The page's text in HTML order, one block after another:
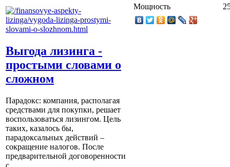
Выгода лизинга -
простыми словами о
сложном
Парадокс: компания, располагая
средствами для покупки, решает
воспользоваться лизингом. Цель
таких, казалось бы,
парадоксальных действий –
сокращение налогов. После
предварительной договоренности
с ...
Мощность